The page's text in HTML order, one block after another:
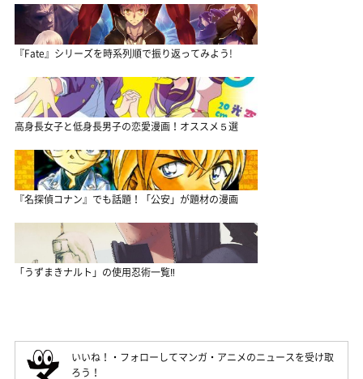
『Fate』シリーズを時系列順で振り返ってみよう!
高身長女子と低身長男子の恋愛漫画！オススメ５選
『名探偵コナン』でも話題！「公安」が題材の漫画
「うずまきナルト」の使用忍術一覧‼
いいね！・フォローしてマンガ・アニメのニュースを受け取
ろう！